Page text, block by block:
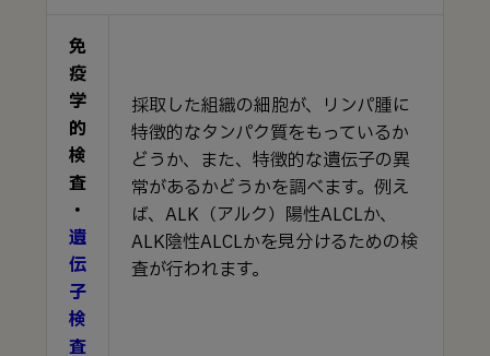
免
疫
学
的
検
査
・
遺
伝
子
検
査
採取した組織の細胞が、リンパ腫に
特徴的なタンパク質をもっているか
どうか、また、特徴的な遺伝子の異
常があるかどうかを調べます。例え
ば、ALK（アルク）陽性ALCLか、
ALK陰性ALCLかを見分けるための検
査が行われます。